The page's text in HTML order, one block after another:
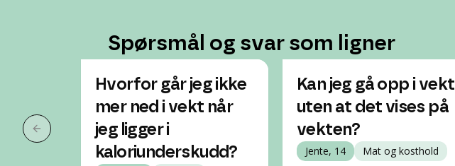
Spørsmål og svar som ligner
Forrige slide
Hvorfor går jeg ikke
mer ned i vekt når
jeg ligger i
kaloriunderskudd?
Kan jeg gå opp i vekt
uten at det vises på
vekten?
Jente, 14 Mat og kosthold